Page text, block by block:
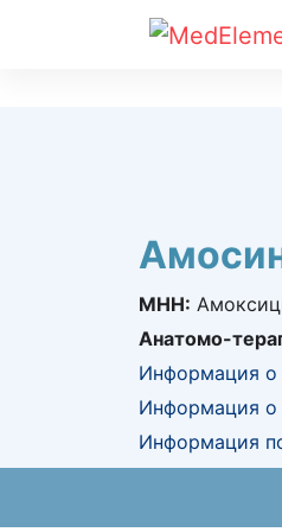
МНН:
Анатомо-
Информация о
Номер
Информация о
Информация о
КНФ (ЛС
АЛО
Информация